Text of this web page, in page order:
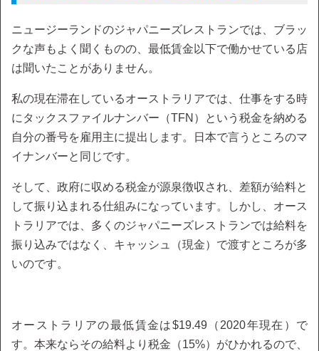
ニュージーランドのジャパニーズレストランでは、ブラッ
クな声もよく聞くものの、最低賃金以下で働かせている店
は聞いたことがありません。
私の現在滞在しているオーストラリアでは、仕事をする時
にタックスファイルナンバー（TFN）という税金を納める
自分の番号を雇用主に提出します。日本で言うところのマ
イナンバーと同じです。
そして、政府に収める税金が源泉徴収され、差額が給料と
して振り込まれる仕組みになっています。しかし、オース
トラリアでは、多くのジャパニーズレストランでは給料を
振り込みではなく、キャッシュ（現金）で渡すところが多
いのです。
オーストラリアの最低賃金は$19.49（2020年現在）で
す。本来ならその給料より税金（15%）がひかれるので、